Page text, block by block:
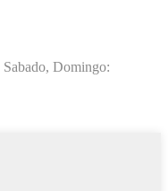
Sabado, Domingo: